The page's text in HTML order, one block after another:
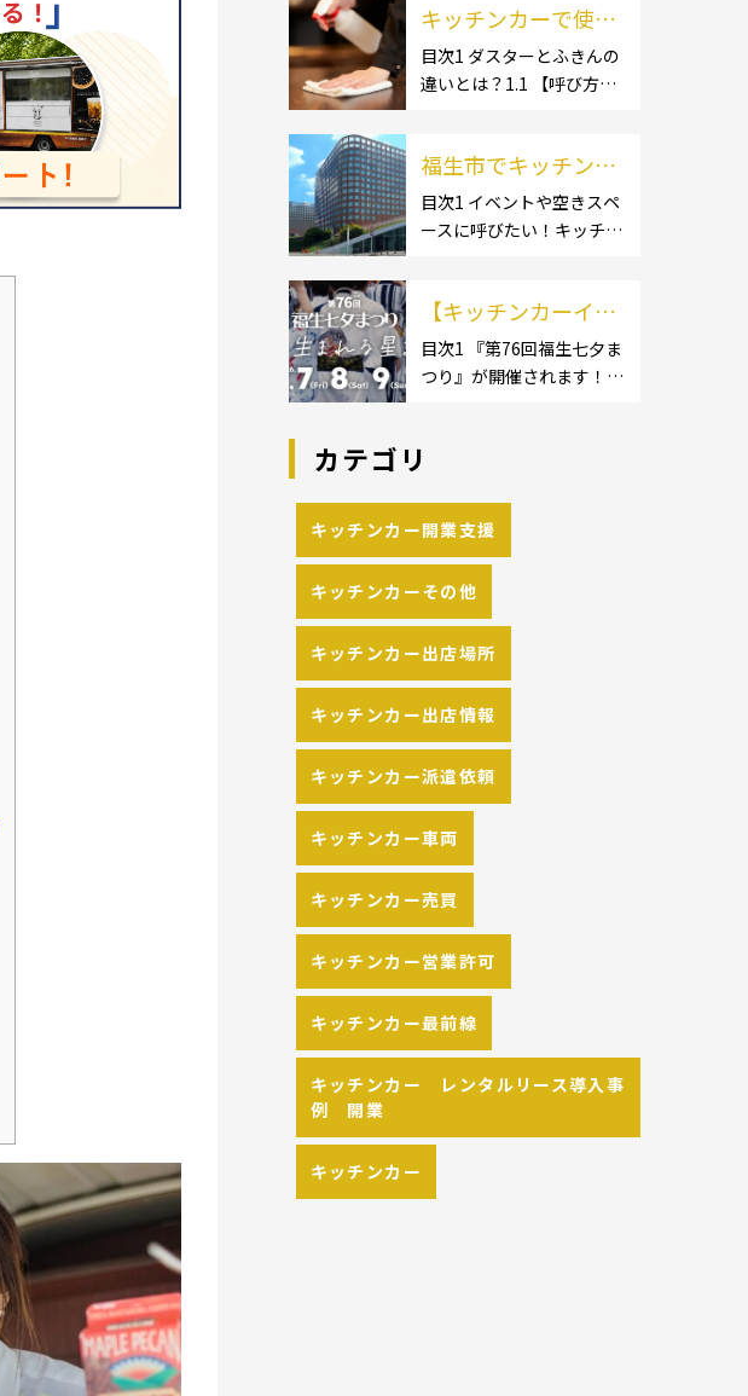
います！
場といえば、やっぱりイベ
ント！ 日本全国で、キッチ
ンカーが営業している様々
キッチンカーで使用
するダスター・ふき
んの選び方とは？お
介！
目次1 ダスターとふきんの
違いとは？1.1 【呼び方の
ンタークロスとも呼ばれ
る】2 キッチンカーで使用
するダスター(ふきん)種類
福生市でキッチンカ
ーを呼びたい！派遣
してもらうにはどう
の流れや人気メニュ
ーを解説
目次1 イベントや空きスペ
ースに呼びたい！キッチン
キッチンカー:軽バン]1.1.2
[小型キッチンカー:軽トラ
ック]1.1.3 [中型・大型キッ
【キッチンカーイベ
ント情報】第76回福
生七夕まつりが開催
目次1 『第76回福生七夕ま
つり』が開催されます！2
りイベント！ 日本全国で、
催されています。 開業前に
キッチンカーの出店 […]
カテゴリ
キッチンカー開業支援
キッチンカーその他
キッチンカー出店場所
キッチンカー出店情報
キッチンカー派遣依頼
キッチンカー車両
キッチンカー売買
キッチンカー営業許可
キッチンカー最前線
キッチンカー レンタルリース導入事
例 開業
キッチンカー